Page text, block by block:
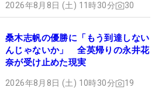
2026年8月8日 (土) 11時30分 30
桑木志帆の優勝に「もう到達しない
んじゃないか」 全英帰りの永井花
奈が受け止めた現実
2026年8月8日 (土) 10時30分 19